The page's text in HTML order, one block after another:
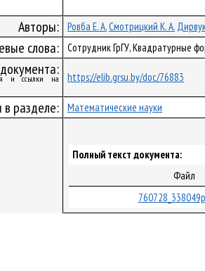
Авторы: Ровба Е. А.Смотрицкий К. А.
слова: Сотрудник ГрГУ, Квадратурные
и ссылки на https://elib.grsu.by/doc/76883
разделе: Математические науки
Полный текст документа:
Файл